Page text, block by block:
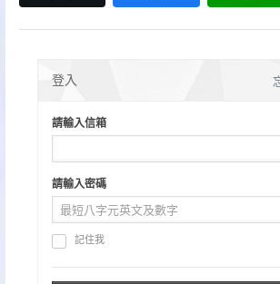
登入
請輸入信箱
請輸入密碼
記住我